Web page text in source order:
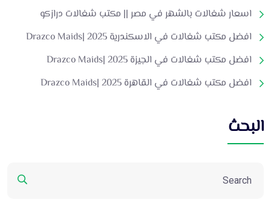
اسعار شغالات بالشهر في مصر || مكتب شغالات درازكو
افضل مكتب شغالات في الاسكندرية 2025 |Drazco Maids
افضل مكتب شغالات في الجيزة 2025 |Drazco Maids
افضل مكتب شغالات في القاهرة 2025 |Drazco Maids
البحث